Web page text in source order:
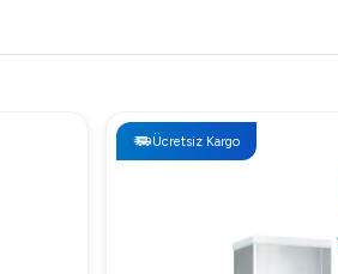
karşılaması için tasarlanmıştır.
Ücretsiz Kargo